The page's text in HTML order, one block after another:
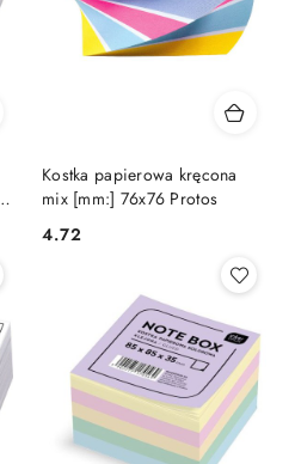
Kostka papierowa kręcona
mix [mm:] 76x76 Protos
Cena:
4.72